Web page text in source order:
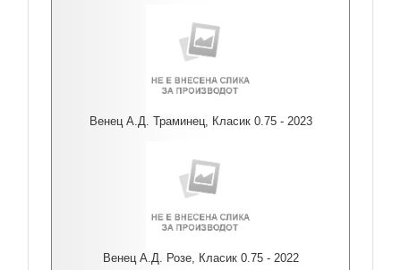
Венец А.Д. Траминец, Класик 0.75 - 2023
Венец А.Д. Розе, Класик 0.75 - 2022